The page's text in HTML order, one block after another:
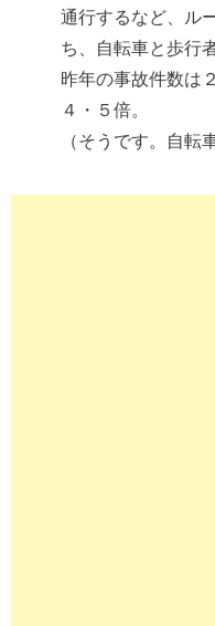
通行するなど、ル
ち、自転車と歩行
昨年の事故件数は
４・５倍。
（そうです。自転